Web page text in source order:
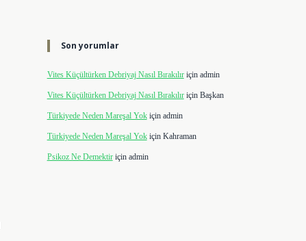
Son yorumlar
Vites Küçültürken Debriyaj Nasıl Bırakılıriçin admin
Vites Küçültürken Debriyaj Nasıl Bırakılıriçin Başkan
Türkiyede Neden Mareşal Yokiçin admin
Türkiyede Neden Mareşal Yokiçin Kahraman
Psikoz Ne Demektiriçin admin